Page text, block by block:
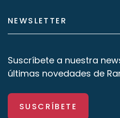
NEWSLETTER
Suscríbete a nuestra
últimas novedades de
SUSCRÍBETE